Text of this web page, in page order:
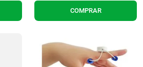
COMPRAR